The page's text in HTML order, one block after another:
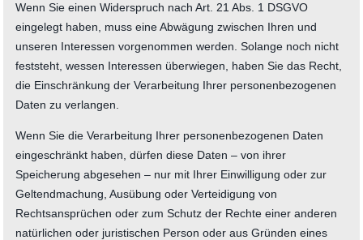
Wenn Sie einen Widerspruch nach Art. 21 Abs. 1 DSGVO
eingelegt haben, muss eine Abwägung zwischen Ihren und
unseren Interessen vorgenommen werden. Solange noch nicht
feststeht, wessen Interessen überwiegen, haben Sie das Recht,
die Einschränkung der Verarbeitung Ihrer personenbezogenen
Daten zu verlangen.
Wenn Sie die Verarbeitung Ihrer personenbezogenen Daten
eingeschränkt haben, dürfen diese Daten – von ihrer
Speicherung abgesehen – nur mit Ihrer Einwilligung oder zur
Geltendmachung, Ausübung oder Verteidigung von
Rechtsansprüchen oder zum Schutz der Rechte einer anderen
natürlichen oder juristischen Person oder aus Gründen eines